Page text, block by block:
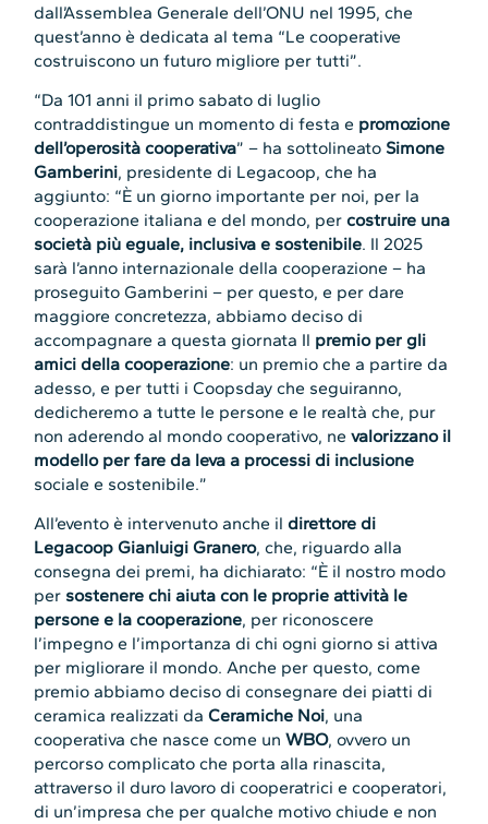
dall’Assemblea Generale dell’ONU nel 1995, che
quest’anno è dedicata al tema “Le cooperative
costruiscono un futuro migliore per tutti”.
“Da 101 anni il primo sabato di luglio
contraddistingue un momento di festa e promozione
dell’operosità cooperativa” – ha sottolineato Simone
Gamberini, presidente di Legacoop, che ha
aggiunto: “È un giorno importante per noi, per la
cooperazione italiana e del mondo, percostruire una
società più eguale, inclusiva e sostenibile. Il 2025
sarà l’anno internazionale della cooperazione – ha
proseguito Gamberini – per questo, e per dare
maggiore concretezza, abbiamo deciso di
accompagnare a questa giornata Il premio per gli
amici della cooperazione: un premio che a partire da
adesso, e per tutti i Coopsday che seguiranno,
dedicheremo a tutte le persone e le realtà che, pur
non aderendo al mondo cooperativo, ne valorizzano il
modello per fare da leva a processi di inclusione
sociale e sostenibile.”
All’evento è intervenuto anche ildirettore di
Legacoop Gianluigi Granero, che, riguardo alla
consegna dei premi, ha dichiarato: “È il nostro modo
per sostenere chi aiuta con le proprie attività le
persone e la cooperazione, per riconoscere
l’impegno e l’importanza di chi ogni giorno si attiva
per migliorare il mondo. Anche per questo, come
premio abbiamo deciso di consegnare dei piatti di
ceramica realizzati daCeramiche Noi, una
cooperativa che nasce come unWBO, ovvero un
percorso complicato che porta alla rinascita,
attraverso il duro lavoro di cooperatrici e cooperatori,
di un’impresa che per qualche motivo chiude e non